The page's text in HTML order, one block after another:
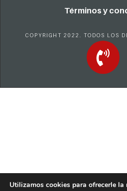
Términos y
COPYRIGHT 2022. TODOS LOS
Utilizamos cookies para ofrecerle la